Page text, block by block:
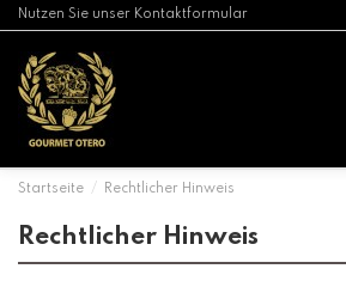
Nutzen Sie unser Kontaktformular
Startseite Rechtlicher Hinweis
Rechtlicher Hinweis